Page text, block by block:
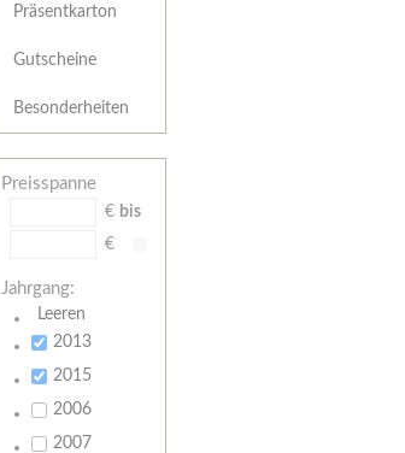
Präsentkarton
Gutscheine
Besonderheiten
Preisspanne
€ bis
€
Jahrgang:
Leeren
2013
2015
2006
2007